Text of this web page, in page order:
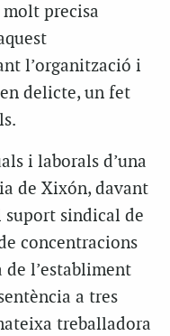
molt precisa
l’organització i
delicte, un fet
i laborals d’una
de Xixón, davant
suport sindical de
concentracions
l’establiment
a tres
treballadora